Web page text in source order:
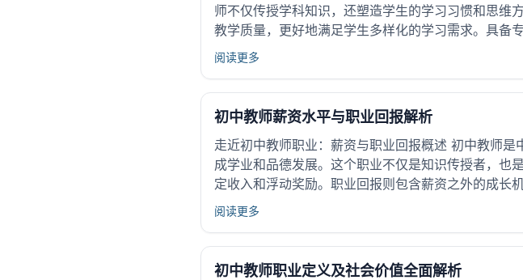
师不仅传授学科知识，还塑造学生的学习习惯和思维
教学质量，更好地满足学生多样化的学习需求。具备
阅读更多
初中教师薪资水平与职业回报解析
走近初中教师职业：薪资与职业回报概述 初中教师
成学业和品德发展。这个职业不仅是知识传授者，也
定收入和浮动奖励。职业回报则包含薪资之外的成长
阅读更多
初中教师职业定义及社会价值全面解析